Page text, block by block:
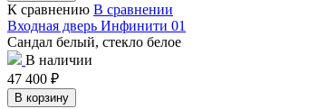
К сравнению В сравнении
Входная дверь Инфинити 01
Сандал белый, стекло белое
В наличии
47 400 ₽
В корзину